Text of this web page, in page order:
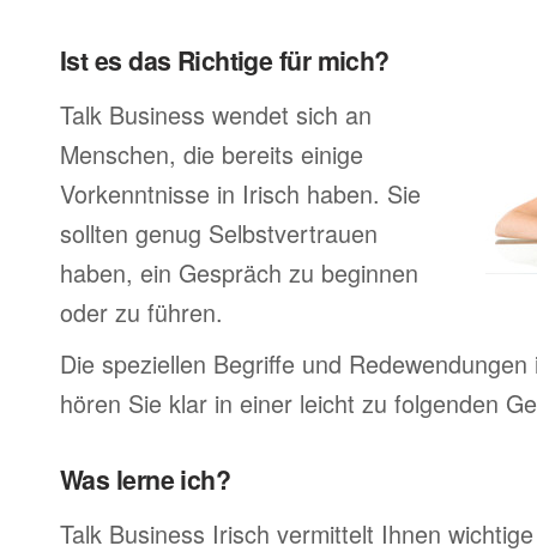
Ist es das Richtige für mich?
Talk Business wendet sich an
Menschen, die bereits einige
Vorkenntnisse in Irisch haben. Sie
sollten genug Selbstvertrauen
haben, ein Gespräch zu beginnen
oder zu führen.
Die speziellen Begriffe und
hören Sie klar in einer leicht zu folgenden
Was lerne ich?
Talk Business Irisch vermittelt Ihnen